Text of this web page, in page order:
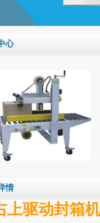
心
情
上驱动封箱机